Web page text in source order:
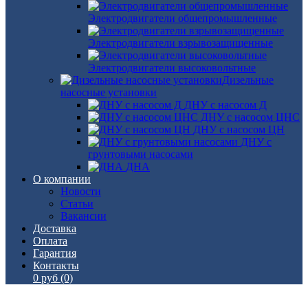
Электродвигатели общепромышленные
Электродвигатели взрывозащищенные
Электродвигатели высоковольтные
Дизельные
насосные установки
ДНУ с насосом Д
ДНУ с насосом ЦНС
ДНУ с насосом ЦН
ДНУ с
грунтовыми насосами
ДНА
О компании
Новости
Статьи
Вакансии
Доставка
Оплата
Гарантия
Контакты
0 руб (0)